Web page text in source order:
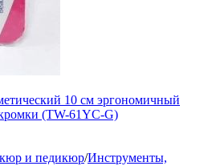
10 см эргономичный
(TW-61YC-G)
и педикюр/Инструменты,